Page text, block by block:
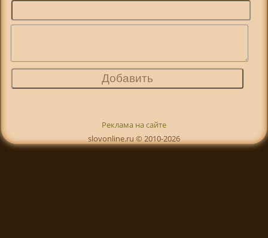
Реклама на сайте
slovonline.ru © 2010-2026